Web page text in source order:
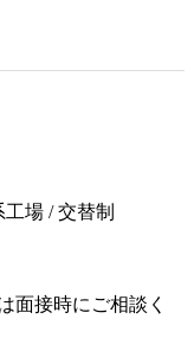
場 / 交替制
面接時にご相談く